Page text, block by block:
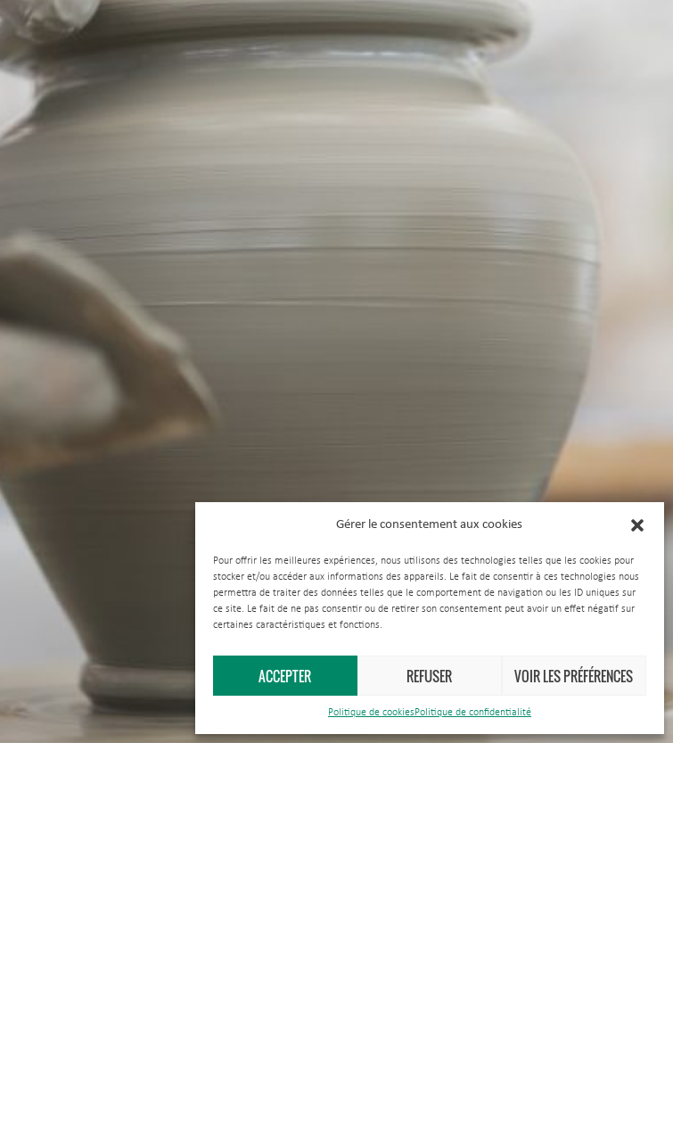
Gérer le consentement aux cookies
Pour offrir les meilleures expériences, nous utilisons des technologies telles que les cookies pour
stocker et/ou accéder aux informations des appareils. Le fait de consentir à ces technologies nous
permettra de traiter des données telles que le comportement de navigation ou les ID uniques sur
ce site. Le fait de ne pas consentir ou de retirer son consentement peut avoir un effet négatif sur
certaines caractéristiques et fonctions.
ACCEPTER REFUSER VOIR LES PRÉFÉRENCES
Politique de cookiesPolitique de confidentialité